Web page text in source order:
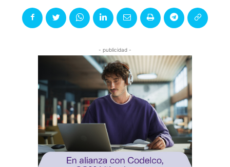
- publicidad -